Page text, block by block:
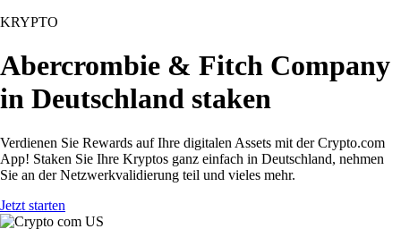
KRYPTO
Abercrombie & Fitch Company
in Deutschland staken
Verdienen Sie Rewards auf Ihre digitalen Assets mit der Crypto.com
App! Staken Sie Ihre Kryptos ganz einfach in Deutschland, nehmen
Sie an der Netzwerkvalidierung teil und vieles mehr.
Jetzt starten